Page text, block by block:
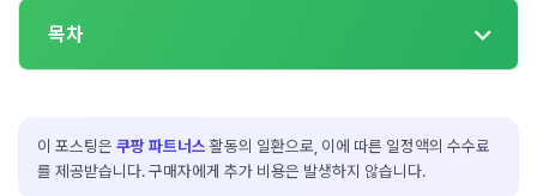
목차
이 포스팅은 쿠팡 파트너스 활동의 일환으로, 이에 따른 일정액의 수수료
를 제공받습니다. 구매자에게 추가 비용은 발생하지 않습니다.